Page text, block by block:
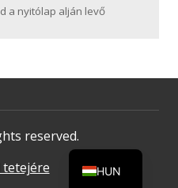
a nyitólap alján levő
reserved.
tetejére
HUN